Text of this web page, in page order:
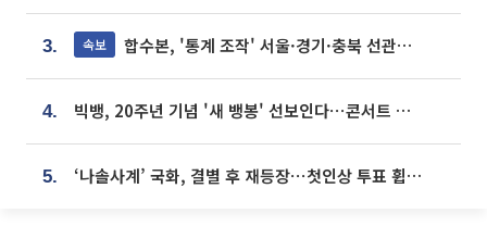
3. 속보 합수본, '통계 조작' 서울·경기·충북 선관위 등 추가 압수수색
4. 빅뱅, 20주년 기념 '새 뱅봉' 선보인다⋯콘서트 앞두고 팝업 개최
5. ‘나솔사계’ 국화, 결별 후 재등장⋯첫인상 투표 휩쓸고 ‘인기녀’ 등극